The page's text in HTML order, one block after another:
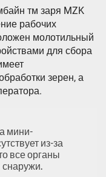
тм заря MZK
рабочих
молотильный
для сбора
зерен, а
мини-
из-за
все органы